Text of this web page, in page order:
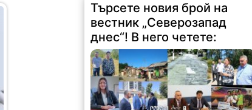
Търсете новия брой на
вестник „Северозапад
днес“! В него четете: